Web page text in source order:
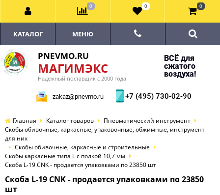
PNEVMO.RU
МАГИМЭКС
Надёжный поставщик с 2000 года
ВСЁ для
сжатого
воздуха!
zakaz@pnevmo.ru +7 (495) 730-02-90
КАТАЛОГ МЕНЮ
Главная Каталог товаров
Пневматический инструмент
Скобы обивочные, каркасные, упаковочные, обжимные, инструмент
для них
Скобы обивочные, каркасные и строительные
Скобы каркасные типа L с полкой 10,7 мм
Скоба L-19 CNK - продается упаковками по 23850 шт
Скоба L-19 CNK - продается упаковками по 23850
шт
0 0 0